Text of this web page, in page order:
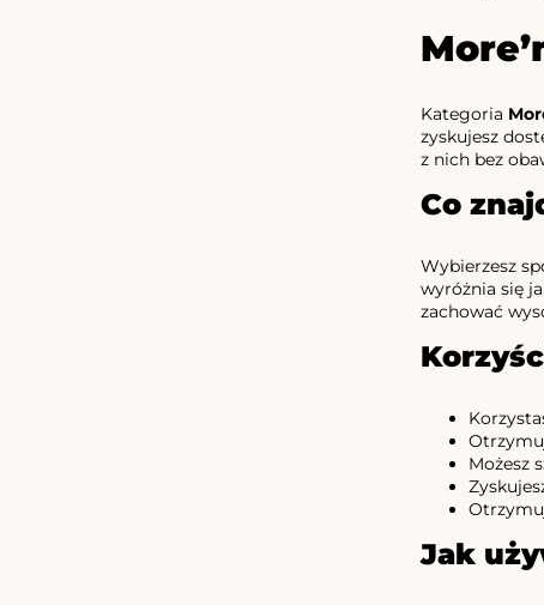
Kategoria
zyskujesz
z nich bez
Co
Wybierzesz
wyróżnia się
zachować
Możesz
Jak